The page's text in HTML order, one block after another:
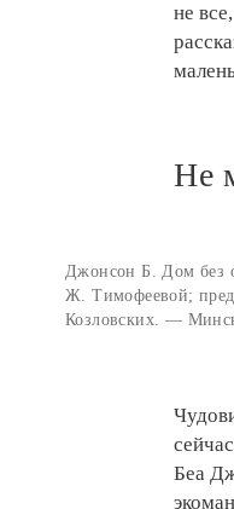
не
Не
Джонсон Б. Дом без
Ж. Тимофеевой;
Козловских. —
Беа